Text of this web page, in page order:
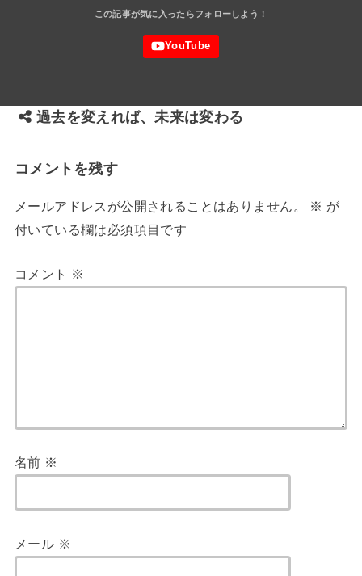
過去を変えれば、未来は変わる
コメントを残す
メールアドレスが公開されることはありません。 ※ が
付いている欄は必須項目です
コメント ※
名前 ※
メール ※